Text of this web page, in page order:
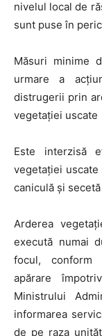
nivelul local de
sunt puse în
Măsuri minime
urmare a
distrugerii prin
vegetației uscate
Este interzisă
vegetației
caniculă și
Arderea
execută numai
focul, conform
apărare
Ministrului
informarea
de pe raza